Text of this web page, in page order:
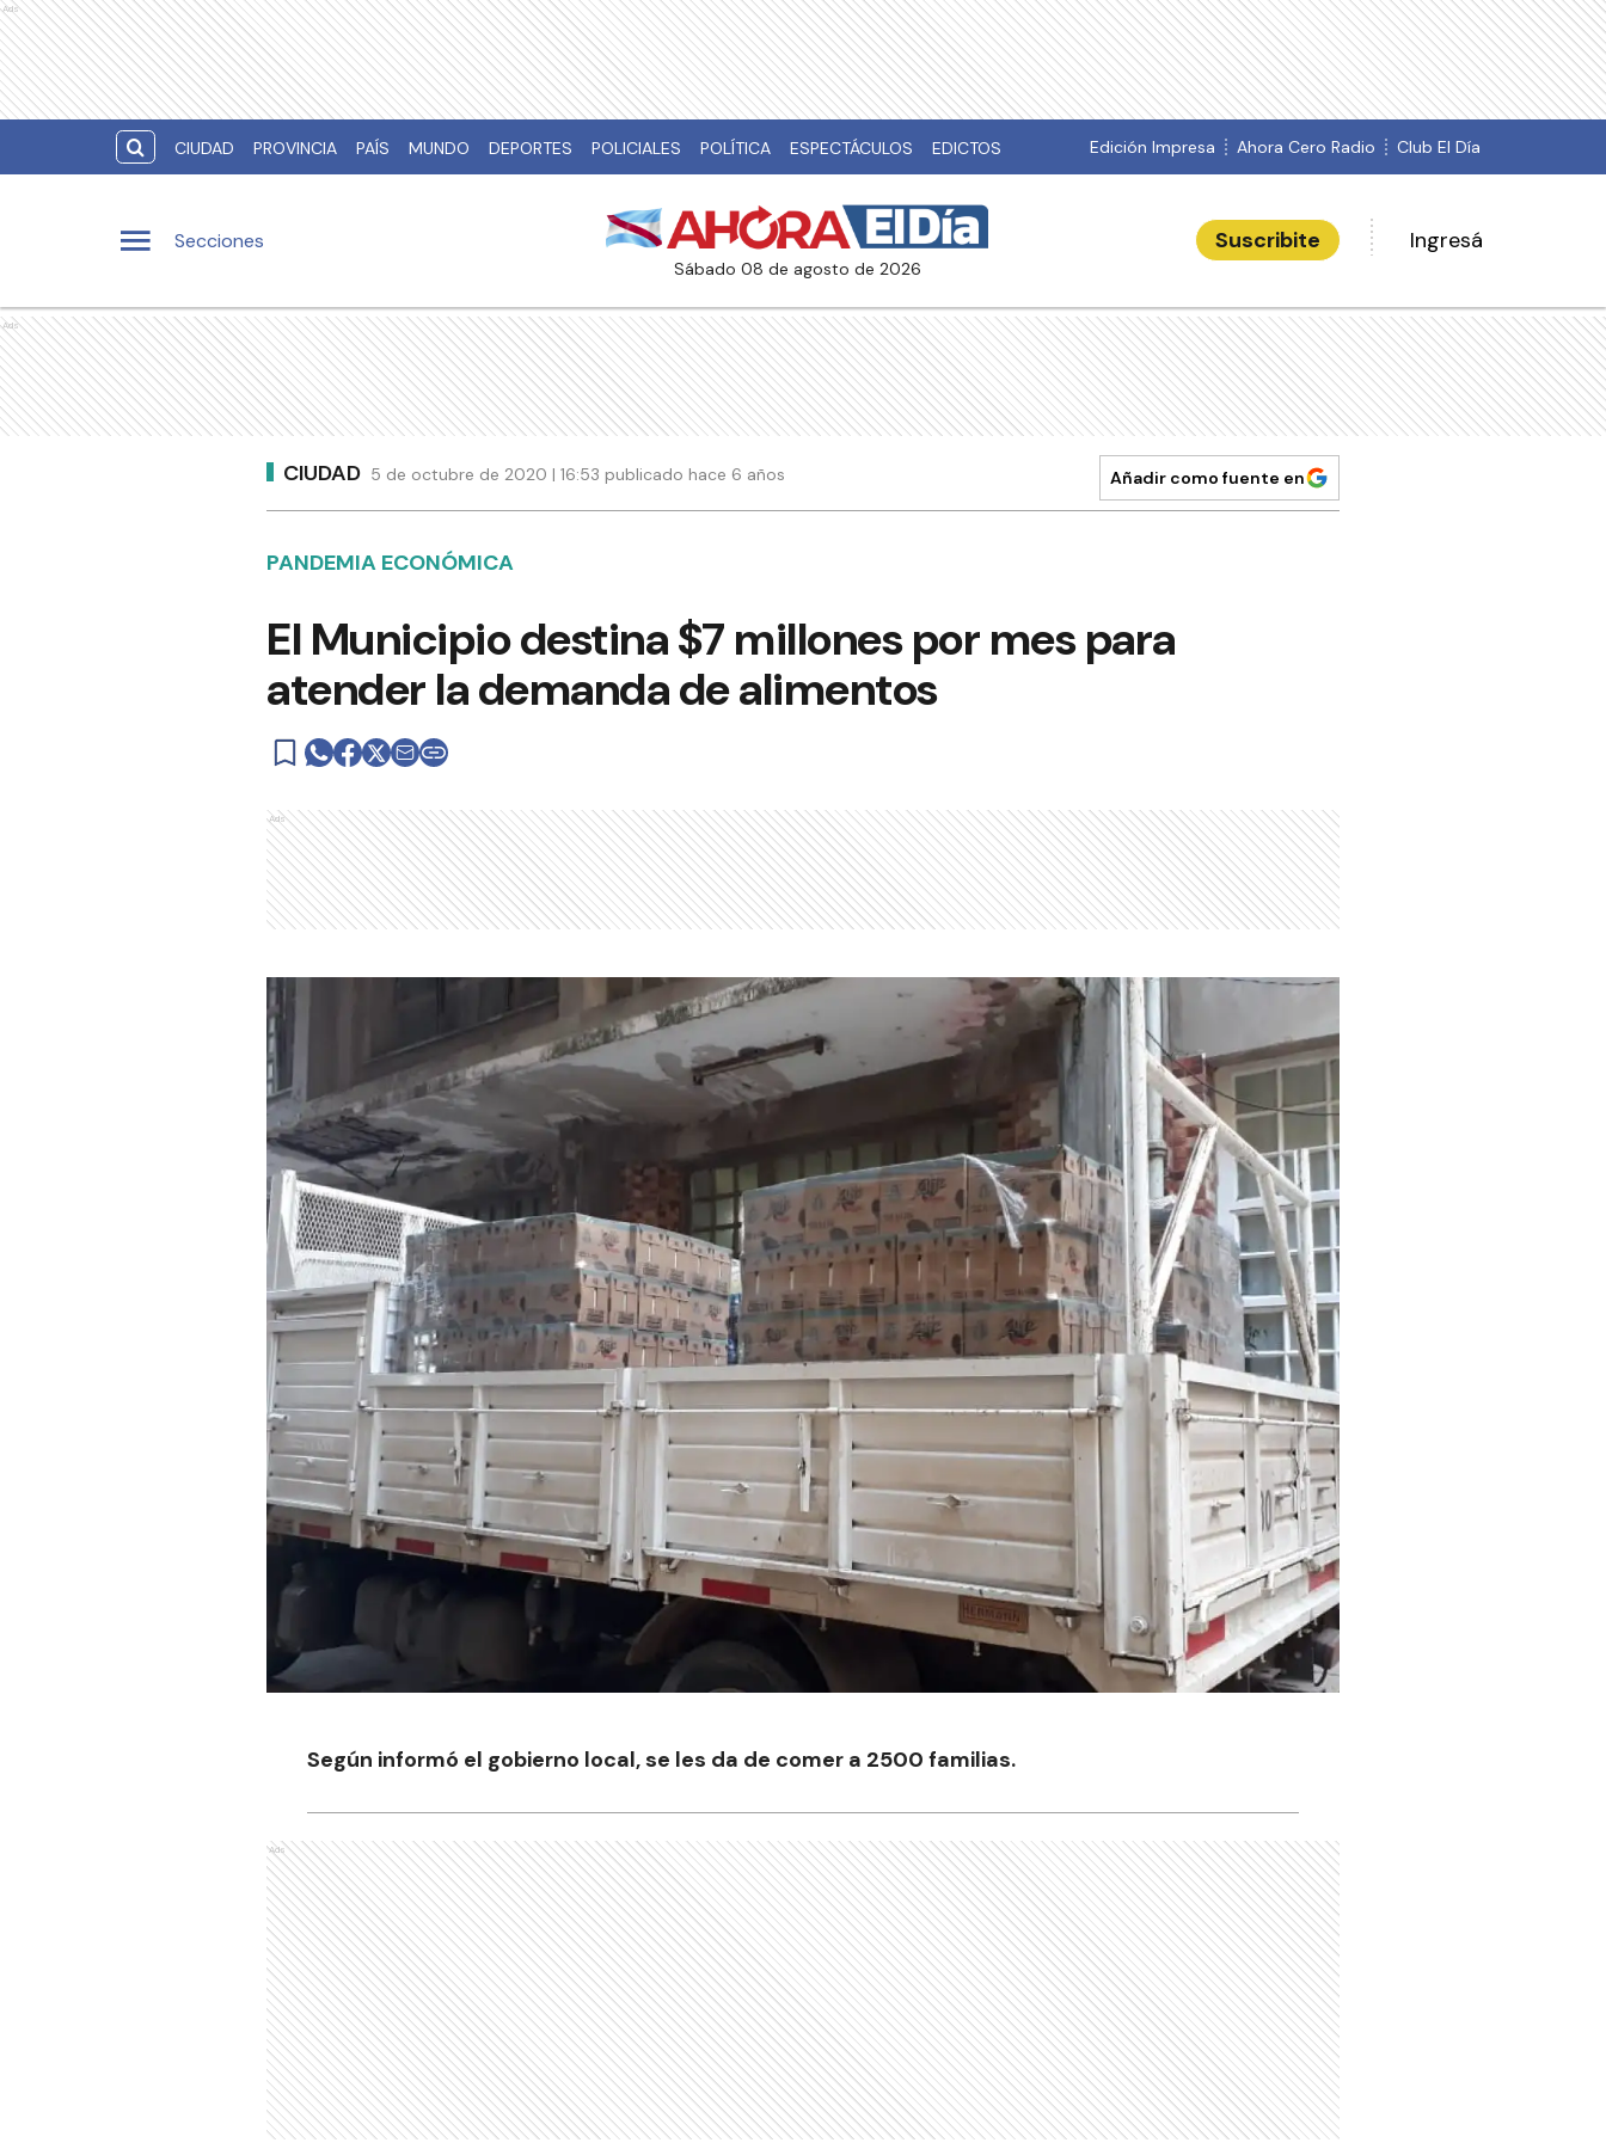
Ads
CIUDAD PROVINCIA PAÍS MUNDO DEPORTES POLICIALES POLÍTICA ESPECTÁCULOS EDICTOS Edición Impresa Ahora Cero Radio Club El Día
Secciones
sábado 08 de agosto de 2026
Suscribite Ingresá
Ads
CIUDAD 5 de octubre de 2020 | 16:53 publicado hace 6 años Añadir como fuente en
PANDEMIA ECONÓMICA
El Municipio destina $7 millones por mes para
atender la demanda de alimentos
Ads
Según informó el gobierno local, se les da de comer a 2500 familias.
Ads